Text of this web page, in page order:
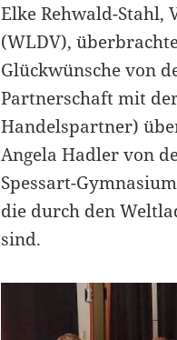
Elke Rehwald-Stahl,
(WLDV),
Glückwünsche von
Partnerschaft mit
Handelspartner)
Angela Hadler von
Spessart-
die durch den
sind.